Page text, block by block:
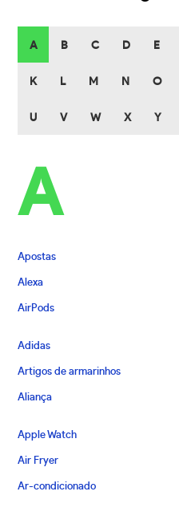
A B C D E
K L M N O
U V W X Y
A
Apostas
Alexa
AirPods
Adidas
Artigos de armarinhos
Aliança
Apple Watch
Air Fryer
Ar-condicionado